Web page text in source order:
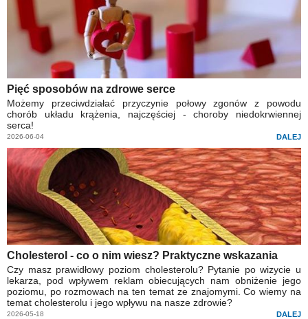
Pięć sposobów na zdrowe serce
Możemy przeciwdziałać przyczynie połowy zgonów z powodu
chorób układu krążenia, najczęściej - choroby niedokrwiennej
serca!
2026-06-04 DALEJ
Cholesterol - co o nim wiesz? Praktyczne wskazania
Czy masz prawidłowy poziom cholesterolu? Pytanie po wizycie u
lekarza, pod wpływem reklam obiecujących nam obniżenie jego
poziomu, po rozmowach na ten temat ze znajomymi. Co wiemy na
temat cholesterolu i jego wpływu na nasze zdrowie?
2026-05-18 DALEJ